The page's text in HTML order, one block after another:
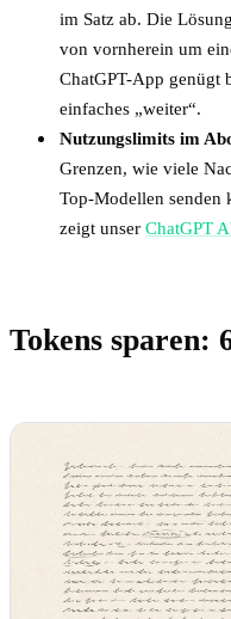
im Satz ab. Die
von vornherein um
ChatGPT-App genügt
einfaches „weiter“.
Nutzungslimits im
Grenzen, wie viele
Top-Modellen senden
zeigt unserChatGPT
Tokens sparen: